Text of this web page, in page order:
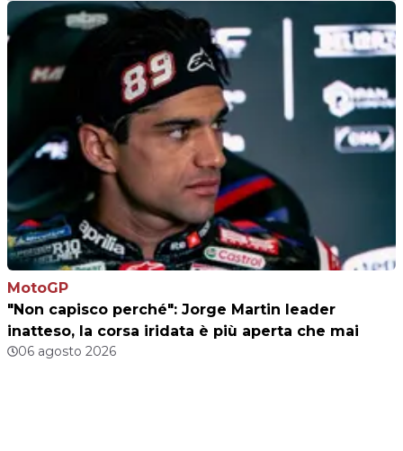
MotoGP
"Non capisco perché": Jorge Martin leader
inatteso, la corsa iridata è più aperta che mai
06 agosto 2026